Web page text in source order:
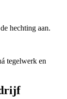
hechting aan.
tegelwerk en